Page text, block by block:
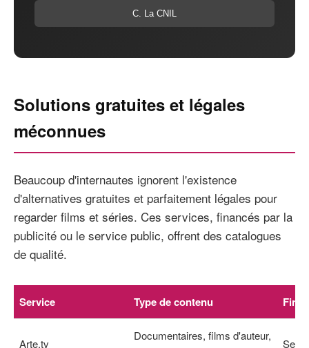
C. La CNIL
Solutions gratuites et légales
méconnues
Beaucoup d'internautes ignorent l'existence
d'alternatives gratuites et parfaitement légales pour
regarder films et séries. Ces services, financés par la
publicité ou le service public, offrent des catalogues
de qualité.
Service Type de contenu
Arte.tv
Documentaires, films d'auteur,